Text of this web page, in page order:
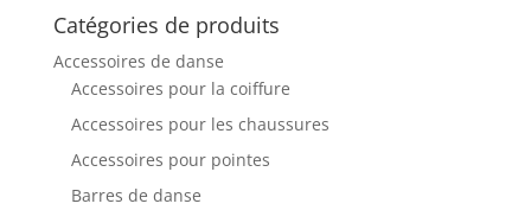
Catégories de produits
Accessoires de danse
Accessoires pour la coiffure
Accessoires pour les chaussures
Accessoires pour pointes
Barres de danse